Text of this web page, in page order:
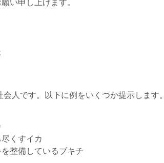
い申し上げます。
人です。以下に例をいくつか提示します。
くすイカ
整備しているブキチ